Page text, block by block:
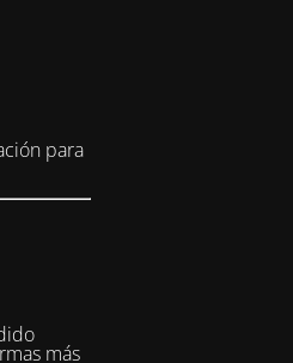
para
más